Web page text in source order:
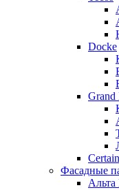
Docke
Grand
Фасадные